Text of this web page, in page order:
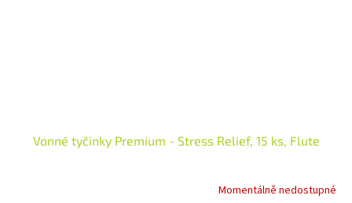
Vonné tyčinky Premium - Stress Relief, 15 ks, Flute
Momentálně nedostupné